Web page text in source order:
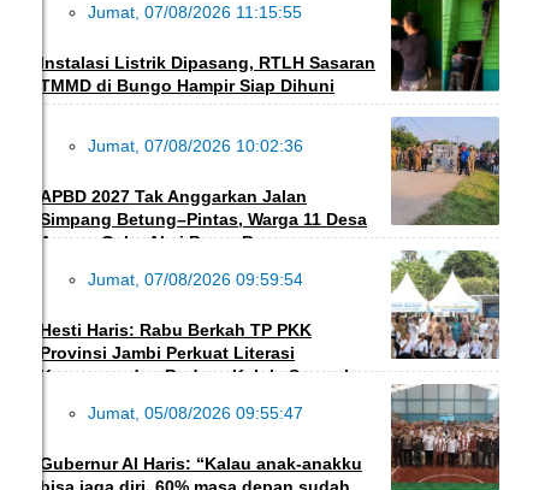
INFO DESA
Jumat, 07/08/2026 11:15:55
Instalasi Listrik Dipasang, RTLH Sasaran
TMMD di Bungo Hampir Siap Dihuni
DAERAH
Jumat, 07/08/2026 10:02:36
APBD 2027 Tak Anggarkan Jalan
Simpang Betung–Pintas, Warga 11 Desa
Ancam Gelar Aksi Besar-Besaran
EKBIS
Jumat, 07/08/2026 09:59:54
Hesti Haris: Rabu Berkah TP PKK
Provinsi Jambi Perkuat Literasi
Keuangan dan Budaya Kelola Sampah
DAERAH
Jumat, 05/08/2026 09:55:47
Gubernur Al Haris: “Kalau anak-anakku